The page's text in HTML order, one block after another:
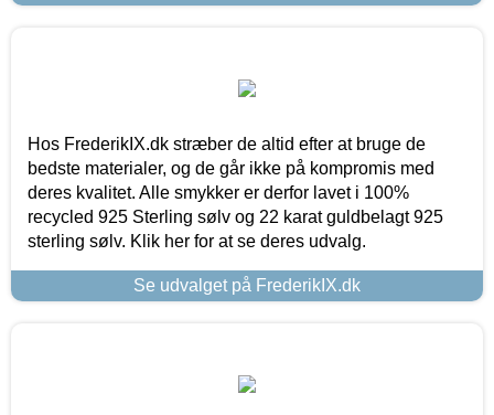
Hos FrederikIX.dk stræber de altid efter at bruge de
bedste materialer, og de går ikke på kompromis med
deres kvalitet. Alle smykker er derfor lavet i 100%
recycled 925 Sterling sølv og 22 karat guldbelagt 925
sterling sølv. Klik her for at se deres udvalg.
Se udvalget på FrederikIX.dk